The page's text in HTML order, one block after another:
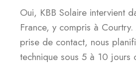
Oui, KBB Solaire intervient
France, y compris à
prise de contact, nous
technique sous 5 à 10 jours